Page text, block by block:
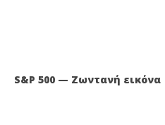
S&P 500 — Ζωντανή εικόνα